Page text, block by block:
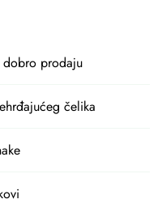
dobro prodaju
čelika